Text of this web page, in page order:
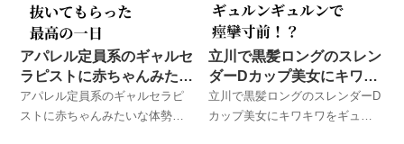
アパレル定員系のギャルセ
ラピストに赤ちゃんみたい
な体勢で抜いてもらった最
高の一日
アパレル定員系のギャルセラピ
ストに赤ちゃんみたいな体勢で
立川で黒髪ロングのスレン
ダーDカップ美女にキワキ
ワをギュルンギュルンで痙
攣寸前！？
立川で黒髪ロングのスレンダーD
カップ美女にキワキワをギュル